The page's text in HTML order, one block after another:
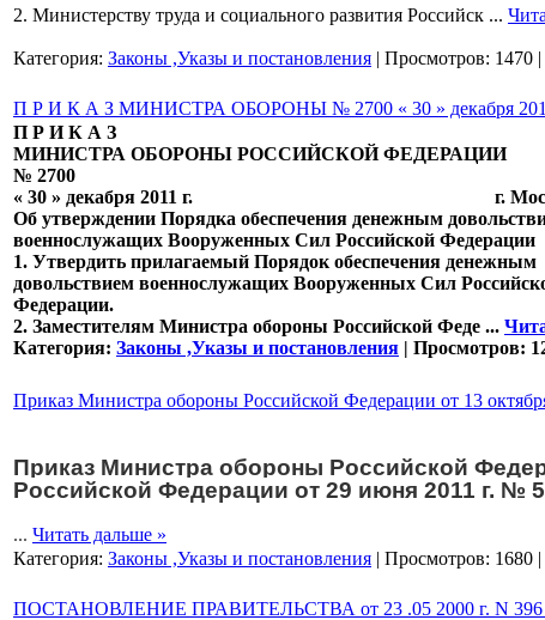
2. Министерству труда и социального развития Российск ...
Категория: Законы ,Указы и постановления | Просмотров: 1470
П Р И К А З МИНИСТРА ОБОРОНЫ № 2700 « 30 » декабря
П Р И К А З
МИНИСТРА ОБОРОНЫ РОССИЙСКОЙ ФЕДЕРАЦИИ
№ 2700
« 30 » декабря 2011 г. г.
Об утверждении Порядка обеспечения денежным
военнослужащих Вооруженных Сил Российской Федерации
1. Утвердить прилагаемый Порядок обеспечения денежным
довольствием военнослужащих Вооруженных Сил
Федерации.
2. Заместителям Министра обороны Российской Феде ...
Категория: Законы ,Указы и постановления | Просмотров:
Приказ Министра обороны Российской Федерации от 13
Приказ Министра обороны Российской
Российской Федерации от 29 июня 2011 г. №
... Читать дальше »
Категория: Законы ,Указы и постановления | Просмотров: 1680
ПОСТАНОВЛЕНИЕ ПРАВИТЕЛЬСТВА от 23 .05 2000 г. N 396 (с